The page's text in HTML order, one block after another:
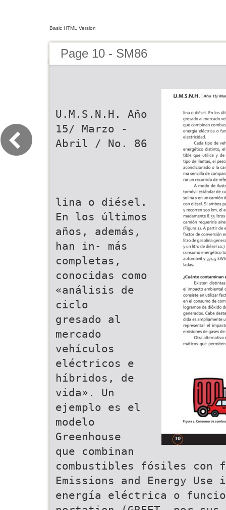
Basic HTML Version
Page 10 - SM86
U.M.S.N.H. Año
15/ Marzo -
Abril / No. 86
lina o diésel.
En los últimos
años, además,
han in- más
completas,
conocidas como
«análisis de
ciclo
gresado al
mercado
vehículos
eléctricos e
híbridos, de
vida». Un
ejemplo es el
modelo
Greenhouse
que combinan
combustibles fósiles con
Emissions and Energy Use
energía eléctrica o